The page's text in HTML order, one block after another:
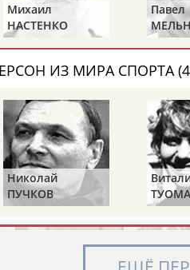
АБРАМОВ
Тамара
Дмитрий
Михаил
НАСТЕНКО
Павел
ИЗ МИРА СПОРТА
Николай
ПУЧКОВ